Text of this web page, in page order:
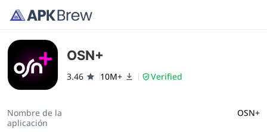
OSN+
3.46 10M+ Verified
Nombre de la
aplicación
OSN+